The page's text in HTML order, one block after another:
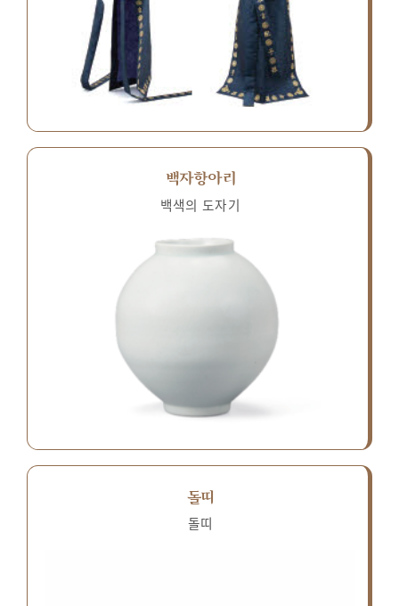
백자항아리
백색의 도자기
돌띠
돌띠